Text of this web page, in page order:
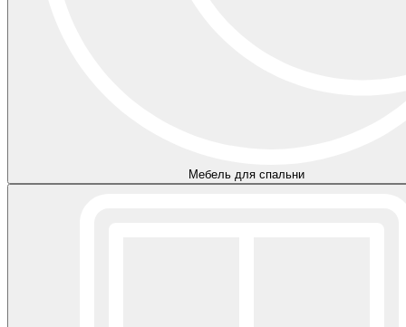
Мебель для спальни